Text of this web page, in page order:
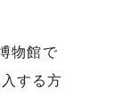
物館で
する方